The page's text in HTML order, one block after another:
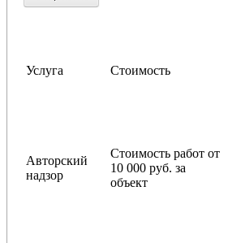
Услуга Стоимость
Авторский
надзор
Стоимость работ от
10 000 руб. за
объект